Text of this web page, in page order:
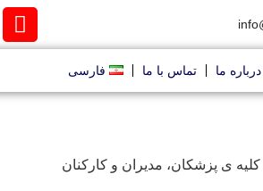
درباره ما تماس با ما فارسی
ی پزشکان، مدیران و کارکنان